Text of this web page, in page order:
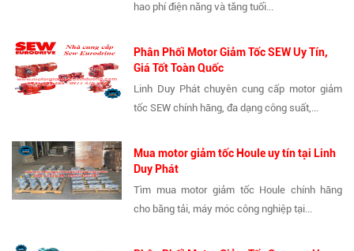
hao phí điện năng và tăng tuổi...
Phân Phối Motor Giảm Tốc SEW Uy Tín,
Giá Tốt Toàn Quốc
Linh Duy Phát chuyên cung cấp motor giảm
tốc SEW chính hãng, đa dạng công suất,...
Mua motor giảm tốc Houle uy tín tại Linh
Duy Phát
Tìm mua motor giảm tốc Houle chính hãng
cho băng tải, máy móc công nghiệp tại...